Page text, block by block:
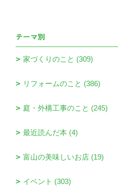
テーマ別
家づくりのこと (309)
リフォームのこと (386)
庭・外構工事のこと (245)
最近読んだ本 (4)
富山の美味しいお店 (19)
イベント (303)